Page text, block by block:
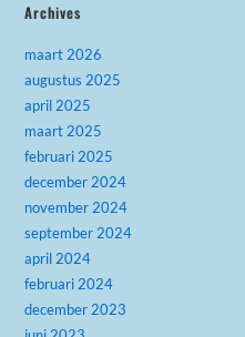
Archives
maart 2026
augustus 2025
april 2025
maart 2025
februari 2025
december 2024
november 2024
september 2024
april 2024
februari 2024
december 2023